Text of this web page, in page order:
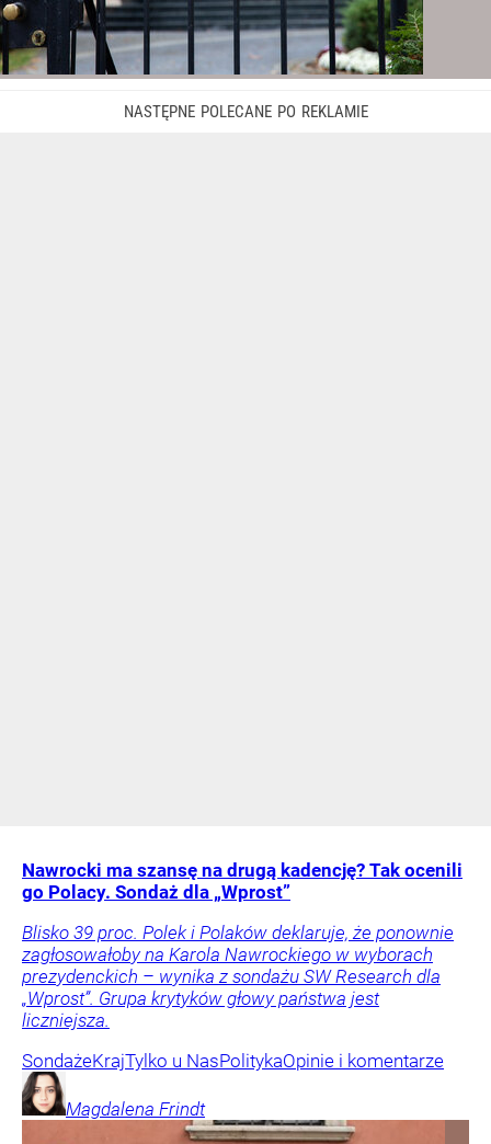
Nawrocki ma szansę na drugą kadencję? Tak ocenili
go Polacy. Sondaż dla „Wprost”
Blisko 39 proc. Polek i Polaków deklaruje, że ponownie
zagłosowałoby na Karola Nawrockiego w wyborach
prezydenckich – wynika z sondażu SW Research dla
„Wprost”. Grupa krytyków głowy państwa jest
liczniejsza.
SondażeKrajTylko u NasPolitykaOpinie i komentarze
Magdalena Frindt